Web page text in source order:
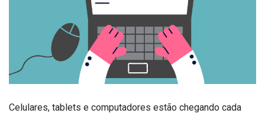
Celulares, tablets e computadores estão chegando cada